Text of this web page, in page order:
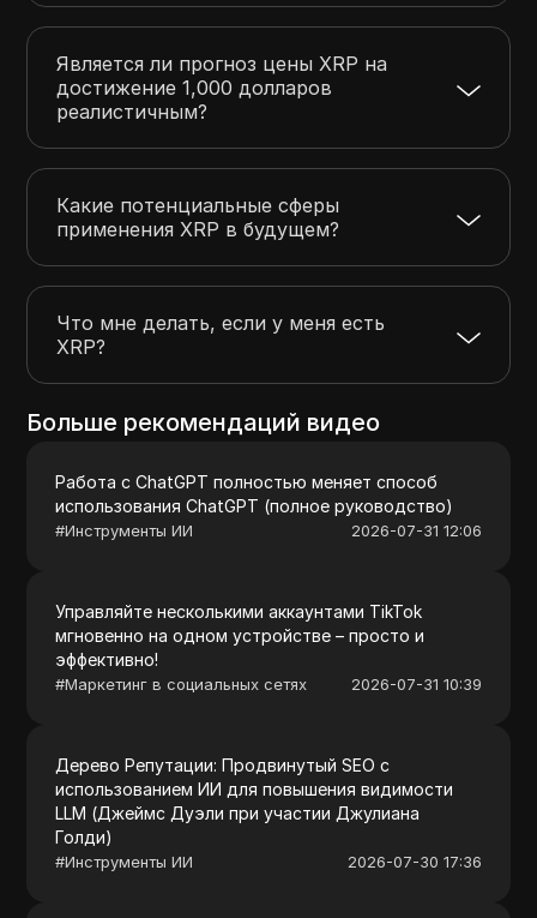
Является ли прогноз цены XRP на
достижение 1,000 долларов
реалистичным?
Какие потенциальные сферы
применения XRP в будущем?
Что мне делать, если у меня есть
XRP?
Больше рекомендаций видео
Работа с ChatGPT полностью меняет способ
использования ChatGPT (полное руководство)
#Инструменты ИИ 2026-07-31 12:06
Управляйте несколькими аккаунтами TikTok
мгновенно на одном устройстве – просто и
эффективно!
#Маркетинг в социальных сетях 2026-07-31 10:39
Дерево Репутации: Продвинутый SEO с
использованием ИИ для повышения видимости
LLM (Джеймс Дуэли при участии Джулиана
Голди)
#Инструменты ИИ 2026-07-30 17:36